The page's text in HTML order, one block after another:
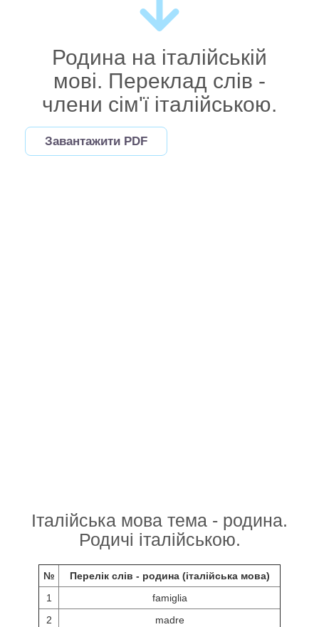
Родина на італійській
мові. Переклад слів -
члени сім'ї італійською.
Завантажити PDF
Італійська мова тема - родина.
Родичі італійською.
№
Перелік слів - родина (італійська мова)
1
famiglia
2
madre